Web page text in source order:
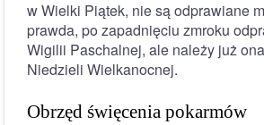
w Wielki Piątek, nie są odprawiane
prawda, po zapadnięciu zmroku
Wigilii Paschalnej, ale należy już
Niedzieli Wielkanocnej.
Obrzęd święcenia pokarmów